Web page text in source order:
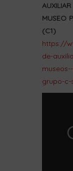
MUSEO
(C1)
https://
de-
grupo-c-